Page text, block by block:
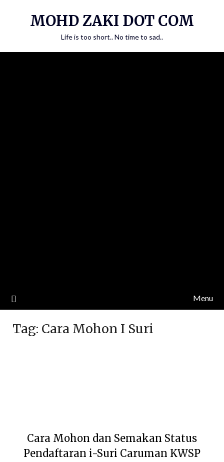
MOHD ZAKI DOT COM
Life is too short.. No time to sad..
Menu
Tag: Cara Mohon I Suri
Cara Mohon dan Semakan Status
Pendaftaran i-Suri Caruman KWSP